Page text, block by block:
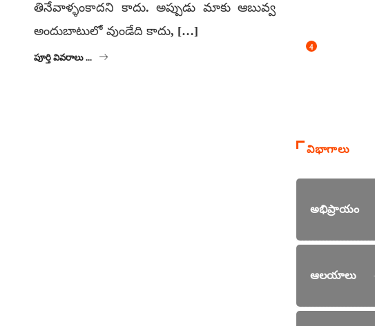
తినేవాళ్ళంకాదని కాదు. అప్పుడు మాకు ఆబువ్వ
అందుబాటులో వుండేది కాదు, […]
పూర్తి వివరాలు ...
4
విభాగాలు
అభిప్రాయం
ఆలయాలు